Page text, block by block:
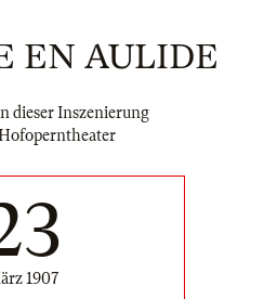
EN AULIDE
dieser Inszenierung
1907